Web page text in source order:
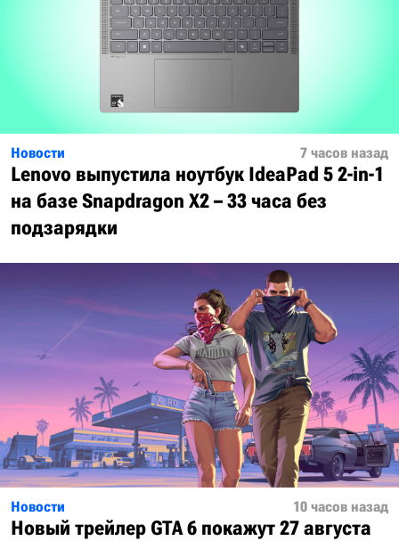
Новости 7 часов назад
Lenovo выпустила ноутбук IdeaPad 5 2-in-1
на базе Snapdragon X2 – 33 часа без
подзарядки
Новости 10 часов назад
Новый трейлер GTA 6 покажут 27 августа